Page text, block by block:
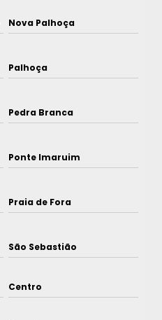
Nova Palhoça
Palhoça
Pedra Branca
Ponte Imaruim
Praia de Fora
São Sebastião
Centro